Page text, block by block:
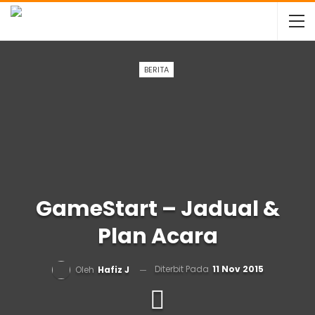
BERITA
GameStart – Jadual &
Plan Acara
Oleh Hafiz J Diterbit Pada 11 Nov 2015